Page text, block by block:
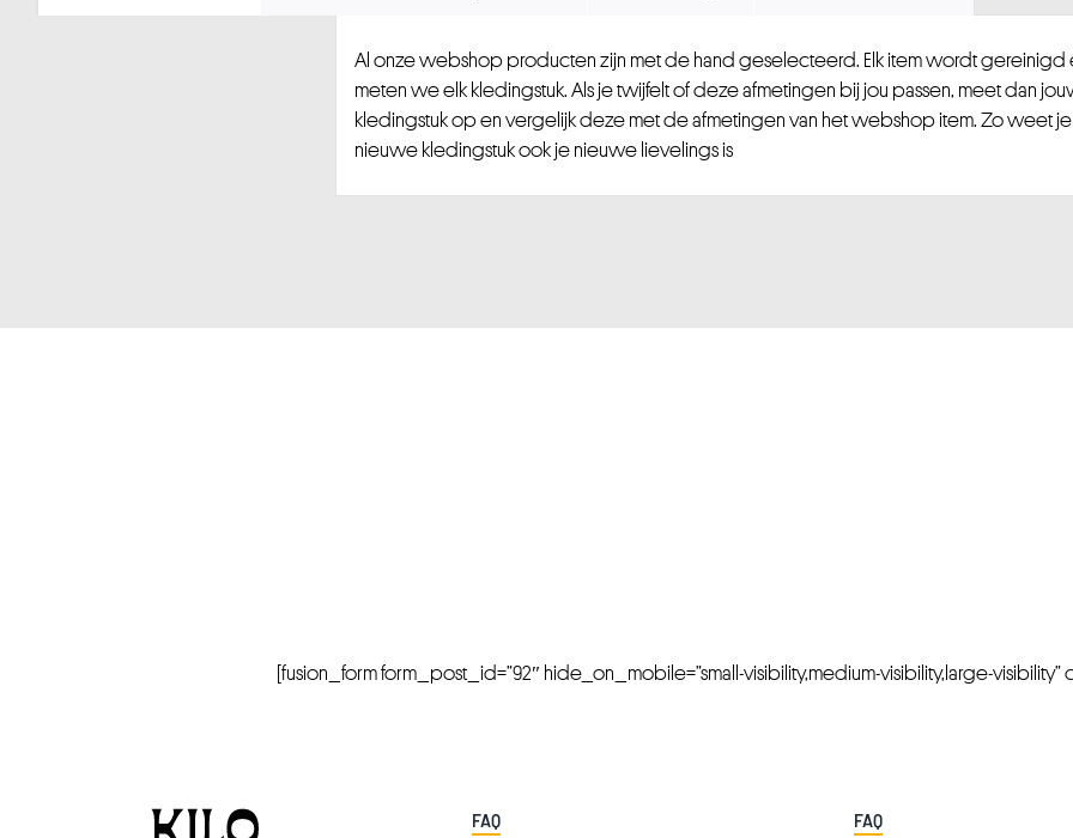
Al onze webshop producten zijn met de hand geselecteerd. Elk item wordt gereinigd
meten we elk kledingstuk. Als je twijfelt of deze afmetingen bij jou passen, meet dan
kledingstuk op en vergelijk deze met de afmetingen van het webshop item. Zo weet
nieuwe kledingstuk ook je nieuwe lievelings is
[fusion_form form_post_id=”92″ hide_on_mobile=”small-visibility,medium-visibility,large-visibility”
FAQ FAQ